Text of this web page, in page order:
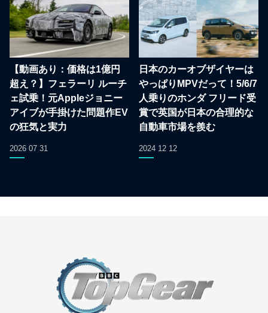
【動画あり：価格は1億円
超え？】フェラーリ ルーチ
ェ試乗！元Appleジョニー
アイブが手掛けた問題作EV
の狂気と実力
2026 07 31
日本のカーオブザイヤーは
やっぱりMPVだって！5/6/7
人乗りのホンダ フリード受
賞で英国が日本の合理的な
自動車市場を羨む
2024 12 12